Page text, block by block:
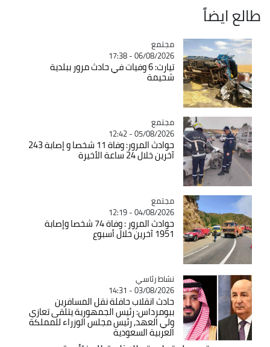
طالع ايضاً
Catégorie
مجتمع
06/08/2026 - 17:38
تيارت: 6 وفيات في حادث مرور ببلدية
شحيمة
Catégorie
مجتمع
05/08/2026 - 12:42
حوادث المرور: وفاة 11 شخصا و إصابة 243
آخرين خلال 24 ساعة الأخيرة
Catégorie
مجتمع
04/08/2026 - 12:19
حوادث المرور : وفاة 74 شخصا وإصابة
1951 آخرين خلال أسبوع
Catégorie
نشاط رئاسي
03/08/2026 - 14:31
حادث انقلاب حافلة نقل المسافرين
ببومرداس: رئيس الجمهورية يتلقى تعازي
ولي العهد, رئيس مجلس الوزراء للمملكة
العربية السعودية